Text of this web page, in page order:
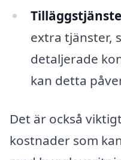
extra tjänster,
detaljerade
kan detta
Det är också
kostnader som